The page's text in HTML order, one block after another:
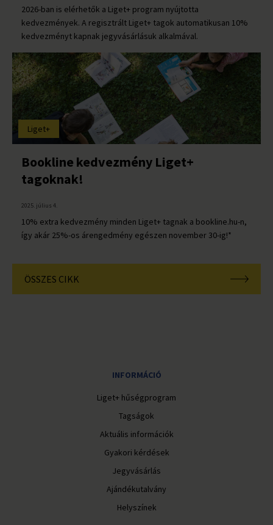
2026-ban is elérhetők a Liget+ program nyújtotta
kedvezmények. A regisztrált Liget+ tagok automatikusan 10%
kedvezményt kapnak jegyvásárlásuk alkalmával.
Liget+
Bookline kedvezmény Liget+
tagoknak!
2025. július 4.
10% extra kedvezmény minden Liget+ tagnak a bookline.hu-n,
így akár 25%-os árengedmény egészen november 30-ig!*
ÖSSZES CIKK
INFORMÁCIÓ
Liget+ hűségprogram
Tagságok
Aktuális információk
Gyakori kérdések
Jegyvásárlás
Ajándékutalvány
Helyszínek